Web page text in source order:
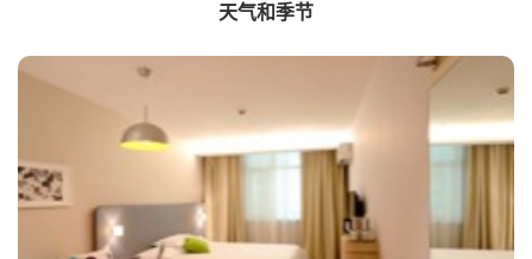
天气和季节